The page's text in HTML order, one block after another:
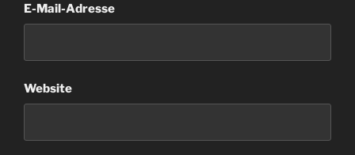
E-Mail-Adresse
Website